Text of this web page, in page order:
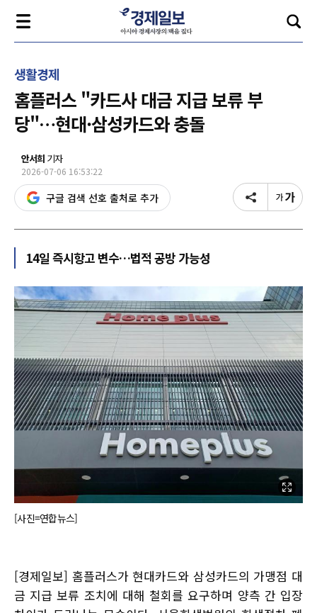
생활경제
홈플러스 "카드사 대금 지급 보류 부
당"…현대·삼성카드와 충돌
안서희 기자
2026-07-06 16:53:22
구글 검색 선호 출처로 추가
14일 즉시항고 변수…법적 공방 가능성
[사진=연합뉴스]
[경제일보] 홈플러스가 현대카드와 삼성카드의 가맹점 대
금 지급 보류 조치에 대해 철회를 요구하며 양측 간 입장